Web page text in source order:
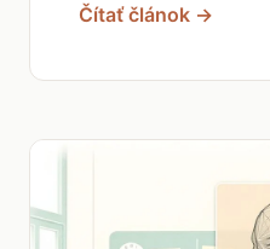
Čítať článok →